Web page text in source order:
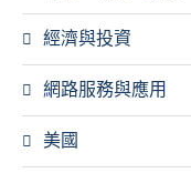
經濟與投資
網路服務與應用
美國